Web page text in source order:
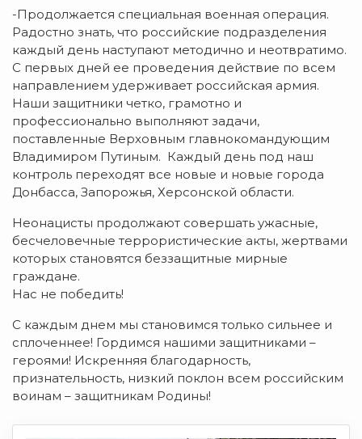
-Продолжается специальная военная операция.
Радостно знать, что российские подразделения
каждый день наступают методично и неотвратимо.
С первых дней ее проведения действие по всем
направлением удерживает российская армия.
Наши защитники четко, грамотно и
профессионально выполняют задачи,
поставленные Верховным главнокомандующим
Владимиром Путиным. Каждый день под наш
контроль переходят все новые и новые города
Донбасса, Запорожья, Херсонской области.
Неонацисты продолжают совершать ужасные,
бесчеловечные террористические акты, жертвами
которых становятся беззащитные мирные
граждане.
Нас не победить!
С каждым днем мы становимся только сильнее и
сплоченнее! Гордимся нашими защитниками –
героями! Искренняя благодарность,
признательность, низкий поклон всем российским
воинам – защитникам Родины!